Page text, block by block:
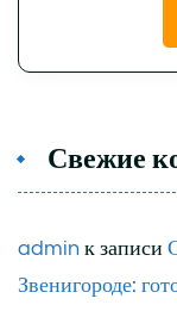
Свежие
admin к записи
Звенигороде: